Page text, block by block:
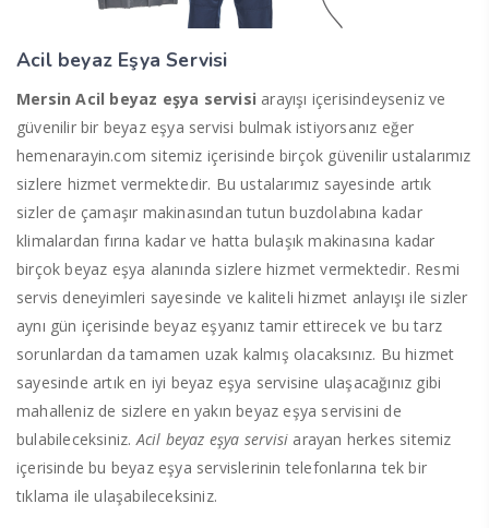
Acil beyaz Eşya Servisi
Mersin Acil beyaz eşya servisi arayışı içerisindeyseniz ve
güvenilir bir beyaz eşya servisi bulmak istiyorsanız eğer
hemenarayin.com sitemiz içerisinde birçok güvenilir ustalarımız
sizlere hizmet vermektedir. Bu ustalarımız sayesinde artık
sizler de çamaşır makinasından tutun buzdolabına kadar
klimalardan fırına kadar ve hatta bulaşık makinasına kadar
birçok beyaz eşya alanında sizlere hizmet vermektedir. Resmi
servis deneyimleri sayesinde ve kaliteli hizmet anlayışı ile sizler
aynı gün içerisinde beyaz eşyanız tamir ettirecek ve bu tarz
sorunlardan da tamamen uzak kalmış olacaksınız. Bu hizmet
sayesinde artık en iyi beyaz eşya servisine ulaşacağınız gibi
mahalleniz de sizlere en yakın beyaz eşya servisini de
bulabileceksiniz.Acil beyaz eşya servisi arayan herkes sitemiz
içerisinde bu beyaz eşya servislerinin telefonlarına tek bir
tıklama ile ulaşabileceksiniz.